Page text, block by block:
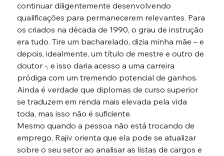
continuar diligentemente desenvolvendo
qualificações para permanecerem relevantes. Para
os criados na década de 1990, o grau de instrução
era tudo. Tire um bacharelado, dizia minha mãe – e
depois, idealmente, um título de mestre e outro de
doutor -, e isso daria acesso a uma carreira
pródiga com um tremendo potencial de ganhos.
Ainda é verdade que diplomas de curso superior
se traduzem em renda mais elevada pela vida
toda, mas isso não é suficiente.
Mesmo quando a pessoa não está trocando de
emprego, Rajiv orienta que ela pode se atualizar
sobre o seu setor ao analisar as listas de cargos e